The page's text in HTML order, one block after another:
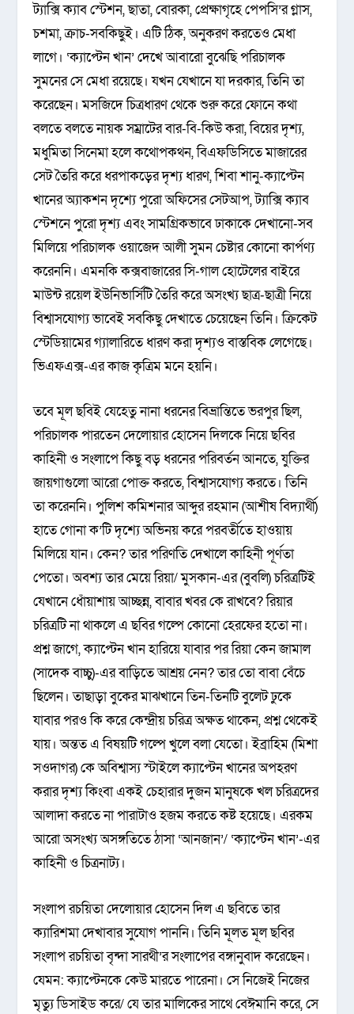
ট্যাক্সি ক্যাব স্টেশন, ছাতা, বোরকা, প্রেক্ষাগৃহে পেপসি’র গ্লাস,
চশমা, ক্রাচ-সবকিছুই। এটি ঠিক, অনুকরণ করতেও মেধা
লাগে। ‘ক্যাপ্টেন খান’ দেখে আবারো বুঝেছি পরিচালক
সুমনের সে মেধা রয়েছে। যখন যেখানে যা দরকার, তিনি তা
করেছেন। মসজিদে চিত্রধারণ থেকে শুরু করে ফোনে কথা
বলতে বলতে নায়ক সম্রাটের বার-বি-কিউ করা, বিয়ের দৃশ্য,
মধুমিতা সিনেমা হলে কথোপকথন, বিএফডিসিতে মাজারের
সেট তৈরি করে ধরপাকড়ের দৃশ্য ধারণ, শিবা শানু-ক্যাপ্টেন
খানের অ্যাকশন দৃশ্যে পুরো অফিসের সেটআপ, ট্যাক্সি ক্যাব
স্টেশনে পুরো দৃশ্য এবং সামগ্রিকভাবে ঢাকাকে দেখানো-সব
মিলিয়ে পরিচালক ওয়াজেদ আলী সুমন চেষ্টার কোনো কার্পণ্য
করেননি। এমনকি কক্সবাজারের সি-গাল হোটেলের বাইরে
মাউন্ট রয়েল ইউনিভার্সিটি তৈরি করে অসংখ্য ছাত্র-ছাত্রী নিয়ে
বিশ্বাসযোগ্য ভাবেই সবকিছু দেখাতে চেয়েছেন তিনি। ক্রিকেট
স্টেডিয়ামের গ্যালারিতে ধারণ করা দৃশ্যও বাস্তবিক লেগেছে।
ভিএফএক্স-এর কাজ কৃত্রিম মনে হয়নি।
তবে মূল ছবিই যেহেতু নানা ধরনের বিভ্রান্তিতে ভরপুর ছিল,
পরিচালক পারতেন দেলোয়ার হোসেন দিলকে নিয়ে ছবির
কাহিনী ও সংলাপে কিছু বড় ধরনের পরিবর্তন আনতে, যুক্তির
জায়গাগুলো আরো পোক্ত করতে, বিশ্বাসযোগ্য করতে। তিনি
তা করেননি। পুলিশ কমিশনার আব্দুর রহমান (আশীষ বিদ্যার্থী)
হাতে গোনা ক’টি দৃশ্যে অভিনয় করে পরবর্তীতে হাওয়ায়
মিলিয়ে যান। কেন? তার পরিণতি দেখালে কাহিনী পূর্ণতা
পেতো। অবশ্য তার মেয়ে রিয়া/ মুসকান-এর (বুবলি) চরিত্রটিই
যেখানে ধোঁয়াশায় আচ্ছন্ন, বাবার খবর কে রাখবে? রিয়ার
চরিত্রটি না থাকলে এ ছবির গল্পে কোনো হেরফের হতো না।
প্রশ্ন জাগে, ক্যাপ্টেন খান হারিয়ে যাবার পর রিয়া কেন জামাল
(সাদেক বাচ্চু)-এর বাড়িতে আশ্রয় নেন? তার তো বাবা বেঁচে
ছিলেন। তাছাড়া বুকের মাঝখানে তিন-তিনটি বুলেট ঢুকে
যাবার পরও কি করে কেন্দ্রীয় চরিত্র অক্ষত থাকেন, প্রশ্ন থেকেই
যায়। অন্তত এ বিষয়টি গল্পে খুলে বলা যেতো। ইব্রাহিম (মিশা
সওদাগর) কে অবিশ্বাস্য স্টাইলে ক্যাপ্টেন খানের অপহরণ
করার দৃশ্য কিংবা একই চেহারার দুজন মানুষকে খল চরিত্রদের
আলাদা করতে না পারাটাও হজম করতে কষ্ট হয়েছে। এরকম
আরো অসংখ্য অসঙ্গতিতে ঠাসা ‘আনজান’/ ‘ক্যাপ্টেন খান’-এর
কাহিনী ও চিত্রনাট্য।
সংলাপ রচয়িতা দেলোয়ার হোসেন দিল এ ছবিতে তার
ক্যারিশমা দেখাবার সুযোগ পাননি। তিনি মূলত মূল ছবির
সংলাপ রচয়িতা বৃন্দা সারথী’র সংলাপের বঙ্গানুবাদ করেছেন।
যেমন: ক্যাপ্টেনকে কেউ মারতে পারেনা। সে নিজেই নিজের
মৃত্যু ডিসাইড করে/ যে তার মালিকের সাথে বেঈমানি করে, সে